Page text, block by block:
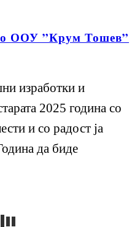
ООУ ”Крум Тошев”
изработки и
2025 година со
и со радост ја
да биде